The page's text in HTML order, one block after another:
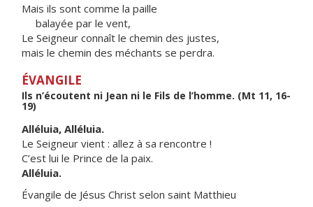
Mais ils sont comme la paille
balayée par le vent,
Le Seigneur connaît le chemin des justes,
mais le chemin des méchants se perdra.
ÉVANGILE
Ils n’écoutent ni Jean ni le Fils de l’homme. (Mt 11, 16-
19)
Alléluia, Alléluia.
Le Seigneur vient : allez à sa rencontre !
C’est lui le Prince de la paix.
Alléluia.
Évangile de Jésus Christ selon saint Matthieu